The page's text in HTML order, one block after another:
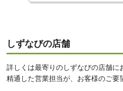
しずなびの店舗
詳しくは最寄りのしずなびの店舗に
精通した営業担当が、お客様のご要